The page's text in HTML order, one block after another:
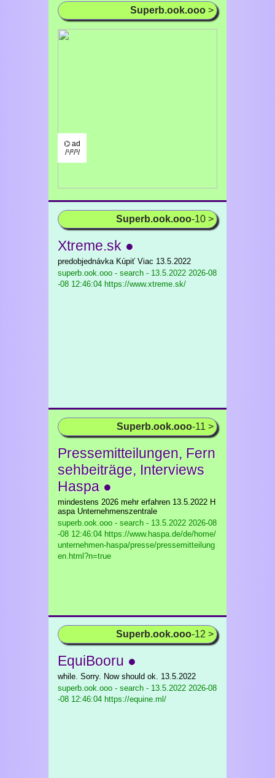
Superb.ook.ooo >
⌬ ad
/¹/²/³/
Superb.ook.ooo-10 >
Xtreme.sk ●
predobjednávka Kúpiť Viac 13.5.2022
superb.ook.ooo - search - 13.5.2022 2026-08
-08 12:46:04 https://www.xtreme.sk/
Superb.ook.ooo-11 >
Pressemitteilungen, Fern
sehbeiträge, Interviews
Haspa ●
mindestens 2026 mehr erfahren 13.5.2022 H
aspa Unternehmenszentrale
superb.ook.ooo - search - 13.5.2022 2026-08
-08 12:46:04 https://www.haspa.de/de/home/
unternehmen-haspa/presse/pressemitteilung
en.html?n=true
Superb.ook.ooo-12 >
EquiBooru ●
while. Sorry. Now should ok. 13.5.2022
superb.ook.ooo - search - 13.5.2022 2026-08
-08 12:46:04 https://equine.ml/